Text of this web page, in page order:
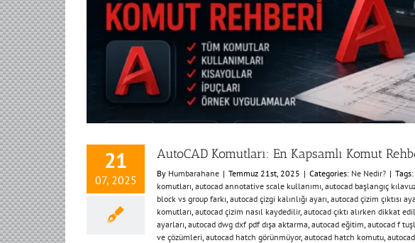
21
07, 2025
AutoCAD Komutları: En Kapsamlı Komut
By Humbarahane | Temmuz 21st, 2025 | Categories: Ne Nedir? | Tags:
komutları autocad annotative scale kullanımı autocad başlangıç
block vs group farkı autocad çizgi kalınlığı ayarı autocad çizim çıktısı
komutları autocad çizim nasıl kaydedilir, autocad çıktı alırken dikkat
ayarları autocad dwg dxf pdf dışa aktarma autocad eğitim autocad f
ve çözümleri autocad hatch görünmüyor, autocad hatch komutu